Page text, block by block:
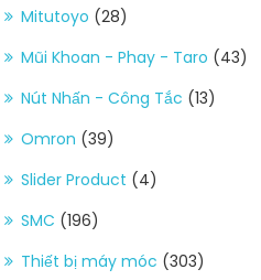
Mitutoyo (28)
Mũi Khoan - Phay - Taro (43)
Nút Nhấn - Công Tắc (13)
Omron (39)
Slider Product (4)
SMC (196)
Thiết bị máy móc (303)